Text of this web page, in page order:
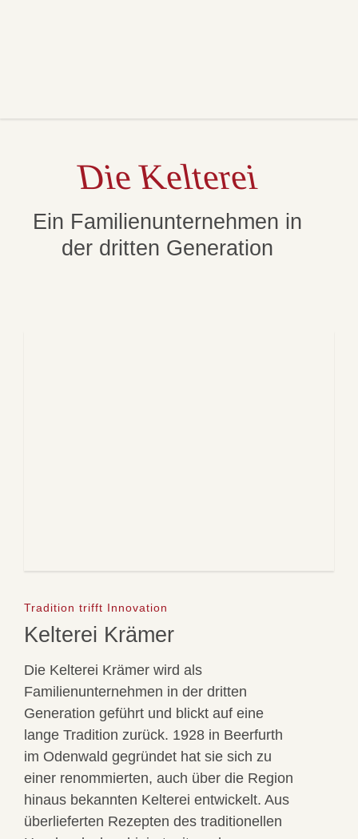
Die Kelterei
Ein Familienunternehmen in
der dritten Generation
Tradition trifft Innovation
Kelterei Krämer
Die Kelterei Krämer wird als
Familienunternehmen in der dritten
Generation geführt und blickt auf eine
lange Tradition zurück. 1928 in Beerfurth
im Odenwald gegründet hat sie sich zu
einer renommierten, auch über die Region
hinaus bekannten Kelterei entwickelt. Aus
überlieferten Rezepten des traditionellen